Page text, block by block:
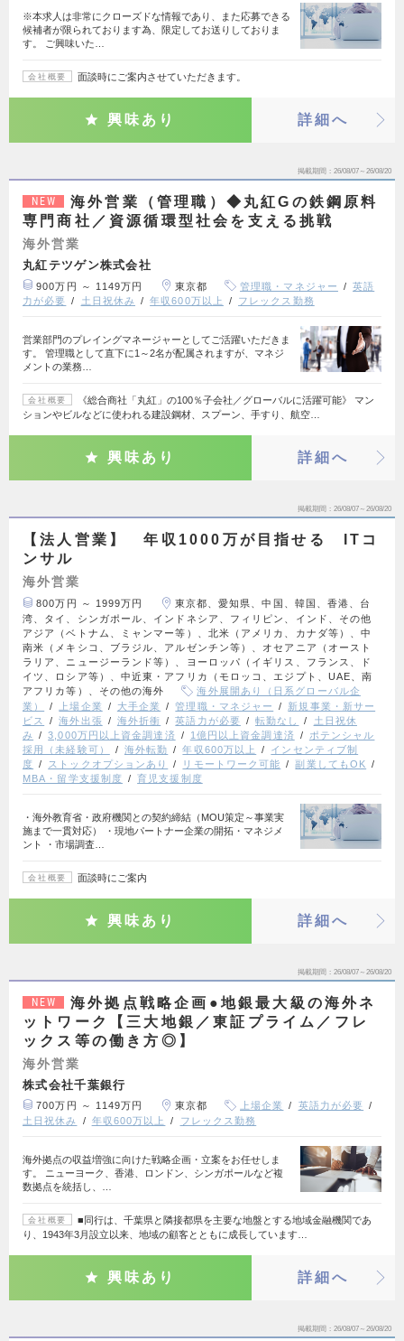
※本求人は非常にクローズドな情報であり、また応募できる
候補者が限られております為、限定してお送りしておりま
す。 ご興味いた…
会社概要 面談時にご案内させていただきます。
興味あり 詳細へ
掲載期間 26/08/07～26/08/20
NEW
海外営業（管理職）◆丸紅Gの鉄鋼原料
専門商社／資源循環型社会を支える挑戦
海外営業
丸紅テツゲン株式会社
900万円 ～ 1149万円 東京都 管理職・マネジャー
英語
力が必要
土日祝休み 年収600万以上 フレックス勤務
営業部門のプレイングマネージャーとしてご活躍いただきま
す。 管理職として直下に1～2名が配属されますが、マネジ
メントの業務…
会社概要
《総合商社「丸紅」の100％子会社／グローバルに活躍可能》 マン
ションやビルなどに使われる建設鋼材、スプーン、手すり、航空…
興味あり 詳細へ
掲載期間 26/08/07～26/08/20
【法人営業】 年収1000万が目指せる ITコ
ンサル
海外営業
800万円 ～ 1999万円
東京都、愛知県、中国、韓国、香港、台
湾、タイ、シンガポール、インドネシア、フィリピン、インド、その他
アジア（ベトナム、ミャンマー等）、北米（アメリカ、カナダ等）、中
南米（メキシコ、ブラジル、アルゼンチン等）、オセアニア（オースト
ラリア、ニュージーランド等）、ヨーロッパ（イギリス、フランス、ド
イツ、ロシア等）、中近東・アフリカ（モロッコ、エジプト、UAE、南
アフリカ等）、その他の海外
海外展開あり（日系グローバル企
業）
上場企業 大手企業 管理職・マネジャー
新規事業・新サー
ビス
海外出張 海外折衝 英語力が必要 転勤なし
土日祝休
み
3,000万円以上資金調達済 1億円以上資金調達済
ポテンシャル
採用（未経験可）
海外転勤 年収600万以上
インセンティブ制
度
ストックオプションあり リモートワーク可能
副業してもOK
MBA・留学支援制度
育児支援制度
・海外教育省・政府機関との契約締結（MOU策定～事業実
施まで一貫対応） ・現地パートナー企業の開拓・マネジメ
ント ・市場調査…
会社概要 面談時にご案内
興味あり 詳細へ
掲載期間 26/08/07～26/08/20
NEW
海外拠点戦略企画●地銀最大級の海外ネ
ットワーク【三大地銀／東証プライム／フレ
ックス等の働き方◎】
海外営業
株式会社千葉銀行
700万円 ～ 1149万円 東京都 上場企業
英語力が必要
土日祝休み
年収600万以上 フレックス勤務
海外拠点の収益増強に向けた戦略企画・立案をお任せしま
す。 ニューヨーク、香港、ロンドン、シンガポールなど複
数拠点を統括し、…
会社概要
■同行は、千葉県と隣接都県を主要な地盤とする地域金融機関であ
り、1943年3月設立以来、地域の顧客とともに成長しています…
興味あり 詳細へ
掲載期間 26/08/07～26/08/20